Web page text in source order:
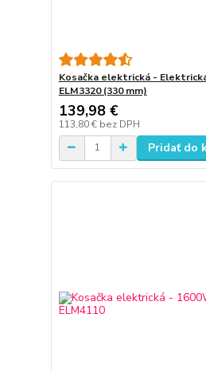
Kosačka elektrická -
ELM3320 (330 mm)
139,98 €
113,80 € bez DPH
Pridať do